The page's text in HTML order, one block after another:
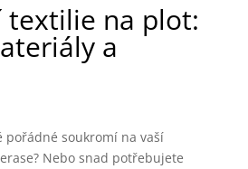
textilie na plot:
a
pořádné soukromí na vaší
Nebo snad potřebujete